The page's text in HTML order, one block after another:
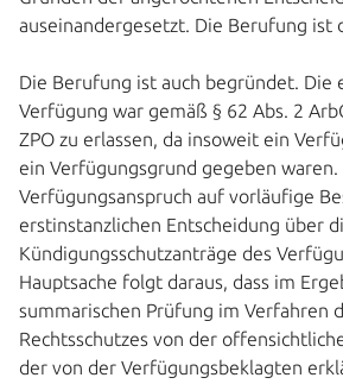
auseinandergesetzt. Die Berufung ist
Die Berufung ist auch begründet. Die
Verfügung war gemäß § 62 Abs. 2
ZPO zu erlassen, da insoweit ein
ein Verfügungsgrund gegeben waren.
Verfügungsanspruch auf vorläufige
erstinstanzlichen Entscheidung über
Kündigungsschutzanträge des
Hauptsache folgt daraus, dass im
summarischen Prüfung im Verfahren
Rechtsschutzes von der
der von der Verfügungsbeklagten